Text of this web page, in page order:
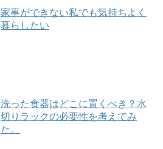
家事ができない私でも気持ちよく
暮らしたい
洗った食器はどこに置くべき？水
切りラックの必要性を考えてみ
た。